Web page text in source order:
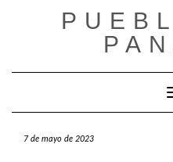
7 de mayo de 2023